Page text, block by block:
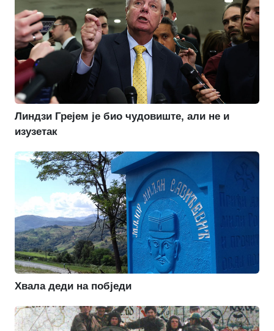
Линдзи Грејем је био чудовиште, али не и
изузетак
Хвала деди на побједи